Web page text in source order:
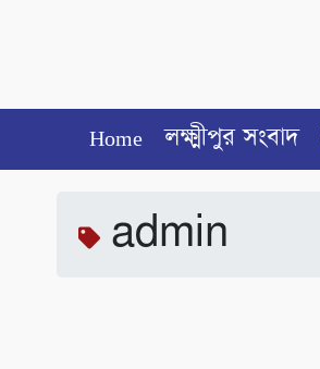
Home লক্ষ্মীপুর সংবাদ
admin